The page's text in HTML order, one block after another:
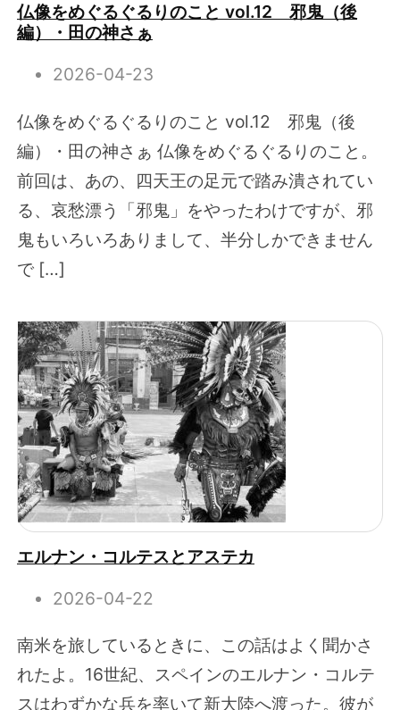
仏像をめぐるぐるりのこと vol.12 邪鬼（後
編）・田の神さぁ
2026-04-23
仏像をめぐるぐるりのこと vol.12 邪鬼（後
編）・田の神さぁ 仏像をめぐるぐるりのこと。
前回は、あの、四天王の足元で踏み潰されてい
る、哀愁漂う「邪鬼」をやったわけですが、邪
鬼もいろいろありまして、半分しかできません
で […]
エルナン・コルテスとアステカ
2026-04-22
南米を旅しているときに、この話はよく聞かさ
れたよ。16世紀、スペインのエルナン・コルテ
スはわずかな兵を率いて新大陸へ渡った。彼が